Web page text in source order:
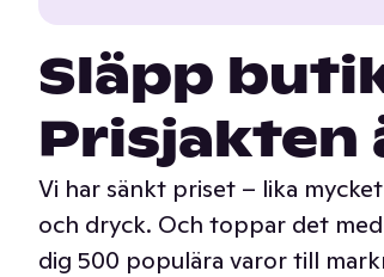
Släpp
Prisjakten
Vi har sänkt priset – lika
och dryck. Och toppar det
dig 500 populära varor till